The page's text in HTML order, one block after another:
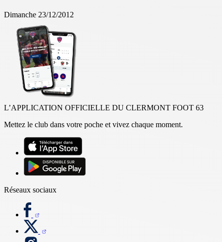
Dimanche 23/12/2012
L’APPLICATION OFFICIELLE DU CLERMONT FOOT 63
Mettez le club dans votre poche et vivez chaque moment.
Réseaux sociaux